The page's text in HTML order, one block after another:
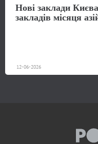
Нові заклади
закладів місяця
12-06-2026